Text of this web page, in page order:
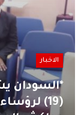
الاخبار
*السودان
(19)